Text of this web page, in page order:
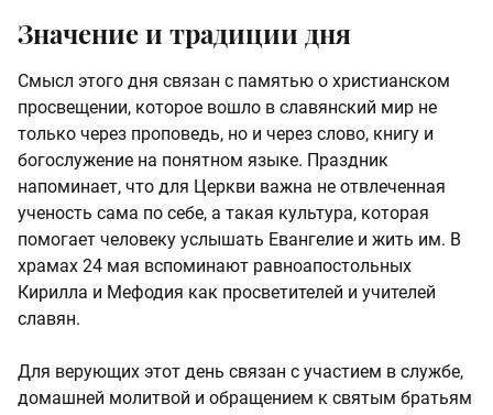
Значение и традиции дня
Смысл этого дня связан с памятью о христианском
просвещении, которое вошло в славянский мир не
только через проповедь, но и через слово, книгу и
богослужение на понятном языке. Праздник
напоминает, что для Церкви важна не отвлеченная
ученость сама по себе, а такая культура, которая
помогает человеку услышать Евангелие и жить им. В
храмах 24 мая вспоминают равноапостольных
Кирилла и Мефодия как просветителей и учителей
славян.
Для верующих этот день связан с участием в службе,
домашней молитвой и обращением к святым братьям